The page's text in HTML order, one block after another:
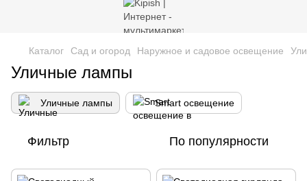
Каталог Сад и огород Наружное и садовое освещение
Уличные лампы
Уличные лампы Smart освещение
Фильтр По популярности